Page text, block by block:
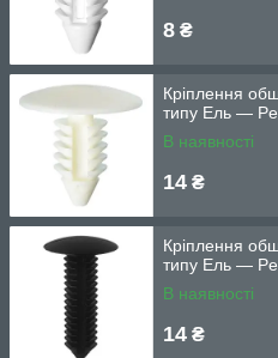
8 ₴
Кріплення
типу Ель —
В наявності
14 ₴
Кріплення
типу Ель —
В наявності
14 ₴